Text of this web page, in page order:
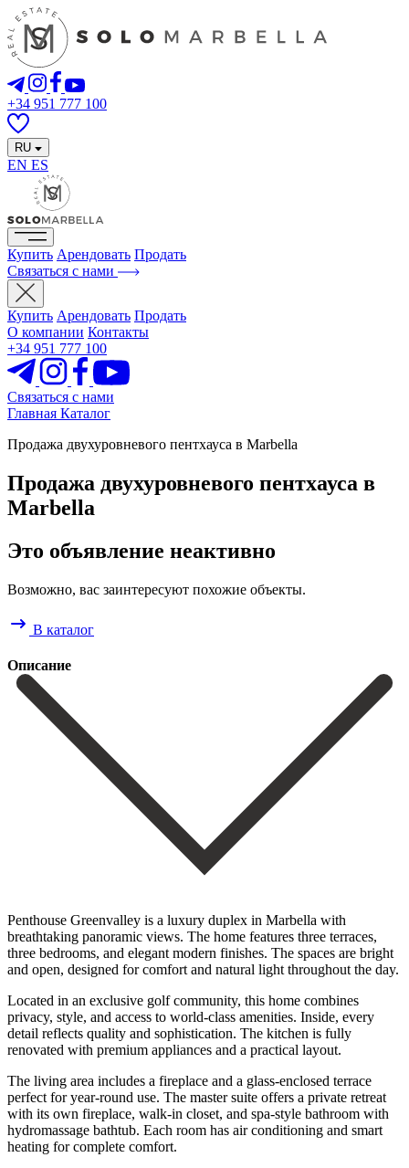
+34 951 777 100
RU
EN ES
Купить Арендовать Продать
Связаться с нами
Купить Арендовать Продать
О компании Контакты
+34 951 777 100
Связаться с нами
Главная Каталог
Продажа двухуровневого пентхауса в Marbella
Продажа двухуровневого пентхауса в
Marbella
Это объявление неактивно
Возможно, вас заинтересуют похожие объекты.
В каталог
Описание
Penthouse Greenvalley is a luxury duplex in Marbella with
breathtaking panoramic views. The home features three terraces,
three bedrooms, and elegant modern finishes. The spaces are bright
and open, designed for comfort and natural light throughout the day.
Located in an exclusive golf community, this home combines
privacy, style, and access to world-class amenities. Inside, every
detail reflects quality and sophistication. The kitchen is fully
renovated with premium appliances and a practical layout.
The living area includes a fireplace and a glass-enclosed terrace
perfect for year-round use. The master suite offers a private retreat
with its own fireplace, walk-in closet, and spa-style bathroom with
hydromassage bathtub. Each room has air conditioning and smart
heating for complete comfort.